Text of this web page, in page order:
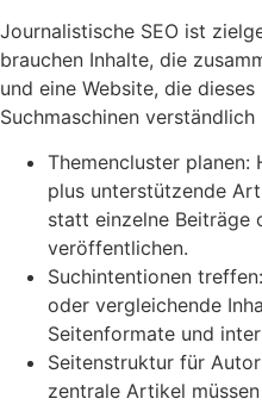
Journalistische SEO ist
brauchen Inhalte, die
und eine Website, die
Suchmaschinen verständlich
Themencluster planen:
plus unterstützende
statt einzelne Beiträge
veröffentlichen.
Suchintentionen
oder vergleichende
Seitenformate und
Seitenstruktur für
zentrale Artikel